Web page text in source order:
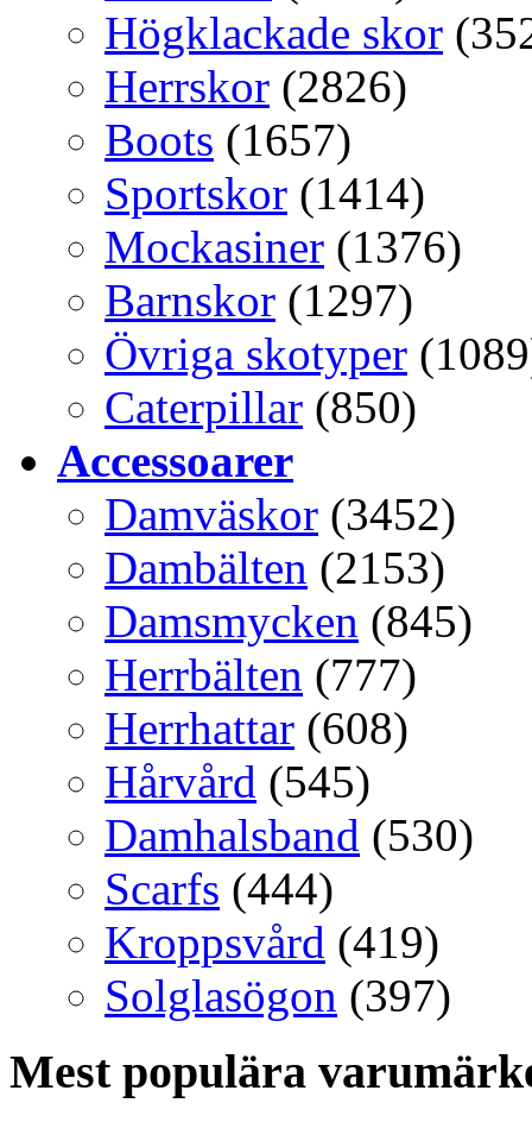
Högklackade skor
Herrskor (2826)
Boots (1657)
Sportskor (1414)
Mockasiner (1376)
Barnskor (1297)
Övriga skotyper
Caterpillar (850)
Accessoarer
Damväskor (3452)
Dambälten (2153)
Damsmycken (845)
Herrbälten (777)
Herrhattar (608)
Hårvård (545)
Damhalsband (530)
Scarfs (444)
Kroppsvård (419)
Solglasögon (397)
Mest populära